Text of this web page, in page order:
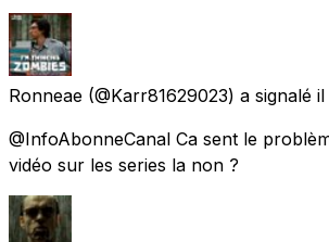
Ronneae (@Karr81629023) a signalé il
@InfoAbonneCanal Ca sent le
vidéo sur les series la non ?